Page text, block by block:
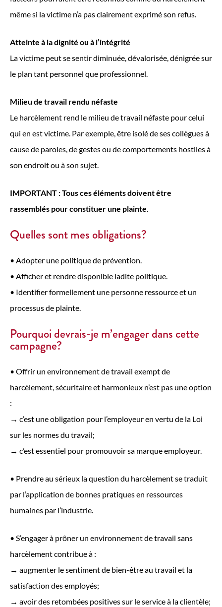
même si la victime n’a pas clairement exprimé son refus.
Atteinte à la dignité ou à l’intégrité
La victime peut se sentir diminuée, dévalorisée, dénigrée sur
le plan tant personnel que professionnel.
Milieu de travail rendu néfaste
Le harcèlement rend le milieu de travail néfaste pour celui
qui en est victime. Par exemple, être isolé de ses collègues à
cause de paroles, de gestes ou de comportements hostiles à
son endroit ou à son sujet.
IMPORTANT : Tous ces éléments doivent être
rassemblés pour constituer une plainte.
Quelles sont mes obligations?
• Adopter une politique de prévention.
• Afficher et rendre disponible ladite politique.
• Identifier formellement une personne ressource et un
processus de plainte.
Pourquoi devrais-je m’engager dans cette
campagne?
• Offrir un environnement de travail exempt de
harcèlement, sécuritaire et harmonieux n’est pas une option
:
­→ c’est une obligation pour l’employeur en vertu de la Loi
sur les normes du travail;
→ c’est essentiel pour promouvoir sa marque employeur.
• Prendre au sérieux la question du harcèlement se traduit
par l’application de bonnes pratiques en ressources
humaines par l’industrie.
• S’engager à prôner un environnement de travail sans
harcèlement contribue à :
→ augmenter le sentiment de bien-être au travail et la
satisfaction des employés;
→ avoir des retombées positives sur le service à la clientèle;